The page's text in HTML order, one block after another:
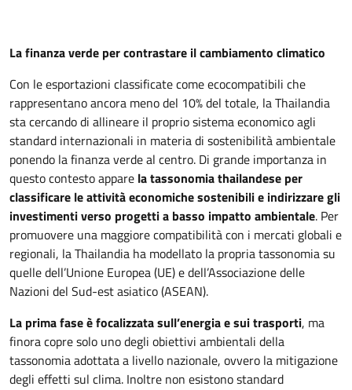
La finanza verde per contrastare il cambiamento climatico
Con le esportazioni classificate come ecocompatibili che
rappresentano ancora meno del 10% del totale, la Thailandia
sta cercando di allineare il proprio sistema economico agli
standard internazionali in materia di sostenibilità ambientale
ponendo la finanza verde al centro. Di grande importanza in
questo contesto appare la tassonomia thailandese per
classificare le attività economiche sostenibili e indirizzare gli
investimenti verso progetti a basso impatto ambientale. Per
promuovere una maggiore compatibilità con i mercati globali e
regionali, la Thailandia ha modellato la propria tassonomia su
quelle dell’Unione Europea (UE) e dell’Associazione delle
Nazioni del Sud-est asiatico (ASEAN).
La prima fase è focalizzata sull’energia e sui trasporti, ma
finora copre solo uno degli obiettivi ambientali della
tassonomia adottata a livello nazionale, ovvero la mitigazione
degli effetti sul clima. Inoltre non esistono standard